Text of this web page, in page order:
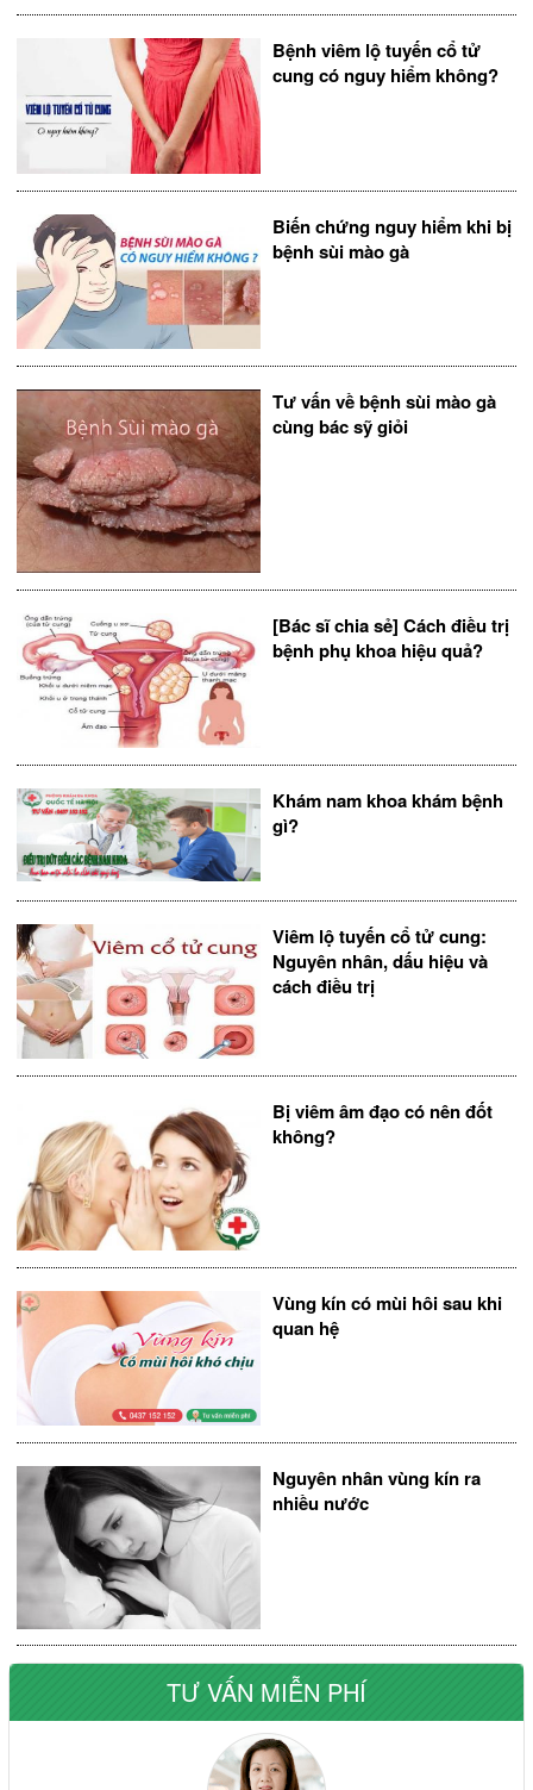
Bệnh viêm lộ tuyến cổ tử
cung có nguy hiểm không?
Biến chứng nguy hiểm khi bị
bệnh sùi mào gà
Tư vấn về bệnh sùi mào gà
cùng bác sỹ giỏi
[Bác sĩ chia sẻ] Cách điều trị
bệnh phụ khoa hiệu quả?
Khám nam khoa khám bệnh
gì?
Viêm lộ tuyến cổ tử cung:
Nguyên nhân, dấu hiệu và
cách điều trị
Bị viêm âm đạo có nên đốt
không?
Vùng kín có mùi hôi sau khi
quan hệ
Nguyên nhân vùng kín ra
nhiều nước
TƯ VẤN MIỄN PHÍ